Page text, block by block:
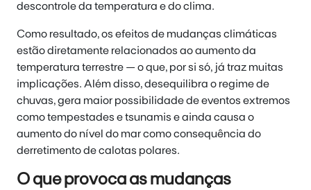
descontrole da temperatura e do clima.
Como resultado, os efeitos de mudanças climáticas
estão diretamente relacionados ao aumento da
temperatura terrestre — o que, por si só, já traz muitas
implicações. Além disso, desequilibra o regime de
chuvas, gera maior possibilidade de eventos extremos
como tempestades e tsunamis e ainda causa o
aumento do nível do mar como consequência do
derretimento de calotas polares.
O que provoca as mudanças